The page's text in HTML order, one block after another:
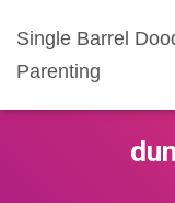
Single Barrel
Parenting